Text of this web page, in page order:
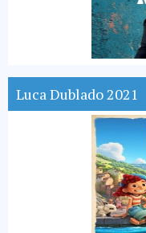
Luca Dublado 2021